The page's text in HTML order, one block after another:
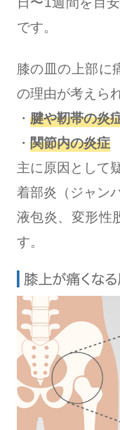
です。
膝の皿の上部に
の理由が考えら
・ 腱や靭帯の炎
・ 関節内の炎症
主に原因として
着部炎（ジャン
液包炎、変形性
す。